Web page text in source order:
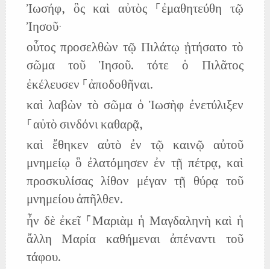
Ἰωσήφ, ὃς καὶ αὐτὸς ⸀ἐμαθητεύθη τῷ
Ἰησοῦ·
οὗτος προσελθὼν τῷ Πιλάτῳ ᾐτήσατο τὸ
σῶμα τοῦ Ἰησοῦ. τότε ὁ Πιλᾶτος
ἐκέλευσεν ⸀ἀποδοθῆναι.
καὶ λαβὼν τὸ σῶμα ὁ Ἰωσὴφ ἐνετύλιξεν
⸀αὐτὸ σινδόνι καθαρᾷ,
καὶ ἔθηκεν αὐτὸ ἐν τῷ καινῷ αὐτοῦ
μνημείῳ ὃ ἐλατόμησεν ἐν τῇ πέτρᾳ, καὶ
προσκυλίσας λίθον μέγαν τῇ θύρᾳ τοῦ
μνημείου ἀπῆλθεν.
ἦν δὲ ἐκεῖ ⸀Μαριὰμ ἡ Μαγδαληνὴ καὶ ἡ
ἄλλη Μαρία καθήμεναι ἀπέναντι τοῦ
τάφου.